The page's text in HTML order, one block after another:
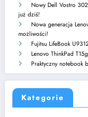
Nowy Dell Vostro
już dziś!
Nowa generacja
możliwości!
Fujitsu LifeBook
Lenovo ThinkPad
Praktyczny notebook
Kategorie